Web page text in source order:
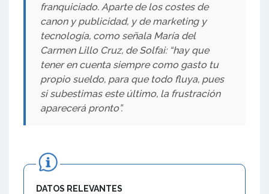
franquiciado. Aparte de los costes de
canon y publicidad, y de marketing y
tecnología, como señala María del
Carmen Lillo Cruz, de Solfai: “hay que
tener en cuenta siempre como gasto tu
propio sueldo, para que todo fluya, pues
si subestimas este último, la frustración
aparecerá pronto”.
DATOS RELEVANTES